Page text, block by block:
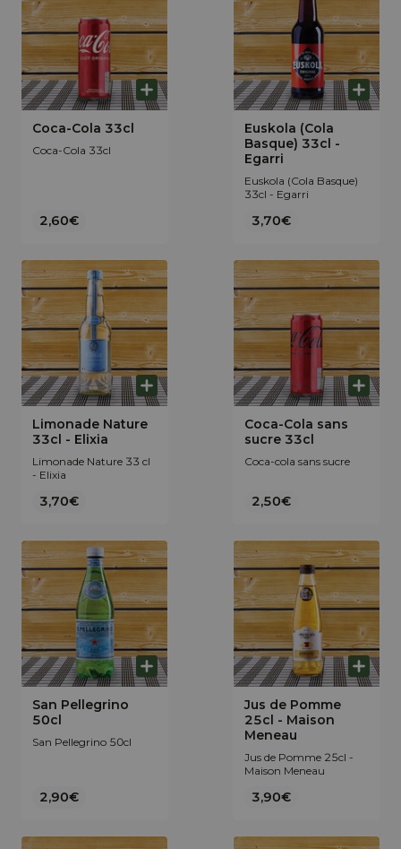
Coca-Cola 33cl
Coca-Cola 33cl
2,60€
Euskola (Cola
Basque) 33cl -
Egarri
Euskola (Cola Basque)
33cl - Egarri
3,70€
Limonade Nature
33cl - Elixia
Limonade Nature 33 cl
- Elixia
3,70€
Coca-Cola sans
sucre 33cl
Coca-cola sans sucre
2,50€
San Pellegrino
50cl
San Pellegrino 50cl
2,90€
Jus de Pomme
25cl - Maison
Meneau
Jus de Pomme 25cl -
Maison Meneau
3,90€